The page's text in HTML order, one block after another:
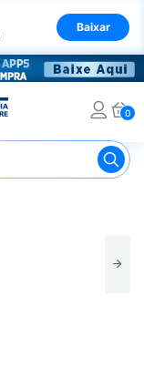
Baixar
0
Biscoito Infantil